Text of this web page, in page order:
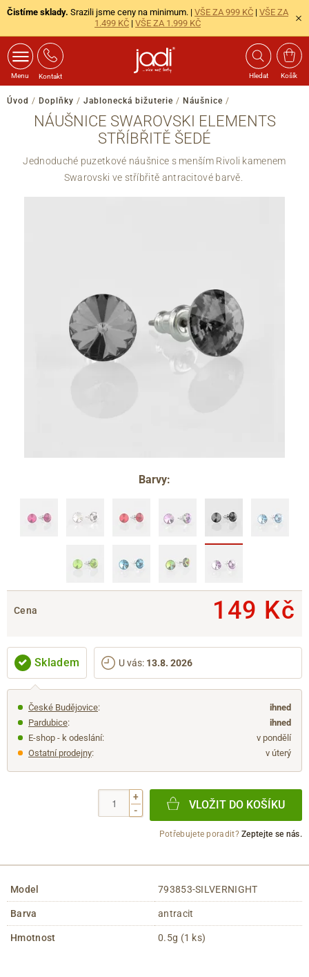
Čistíme sklady. Srazili jsme ceny na minimum. | VŠE ZA 999 KČ | VŠE ZA
1.499 KČ | VŠE ZA 1.999 KČ
Menu Kontakt Hledat Košík
Úvod / Doplňky / Jablonecká bižuterie / Náušnice /
NÁUŠNICE SWAROVSKI ELEMENTS
STŘÍBŘITĚ ŠEDÉ
Jednoduché puzetkové náušnice s menším Rivoli kamenem
Swarovski ve stříbřitě antracitové barvě.
Barvy:
Cena 149 Kč
Skladem U vás: 13.8. 2026
České Budějovice:
ihned
Pardubice:
ihned
E-shop - k odeslání:
v pondělí
Ostatní prodejny: v úterý
+
-
VLOŽIT DO KOŠÍKU
Potřebujete poradit?Zeptejte se nás.
Model 793853-SILVERNIGHT
Barva antracit
Hmotnost 0.5g (1 ks)